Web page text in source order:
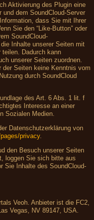
Aktivierung des Plugin eine
dem SoundCloud-Server
dass Sie mit Ihrer
Sie den “Like-Button” oder
SoundCloud-
Inhalte unserer Seiten mit
teilen. Dadurch kann
unserer Seiten zuordnen.
Seiten keine Kenntnis vom
durch SoundCloud
des Art. 6 Abs. 1 lit. f
Interesse an einer
Sozialen Medien.
Datenschutzerklärung von
privacy.
den Besuch unserer Seiten
loggen Sie sich bitte aus
Sie Inhalte des SoundCloud-
Veoh. Anbieter ist die FC2,
Vegas, NV 89147, USA.